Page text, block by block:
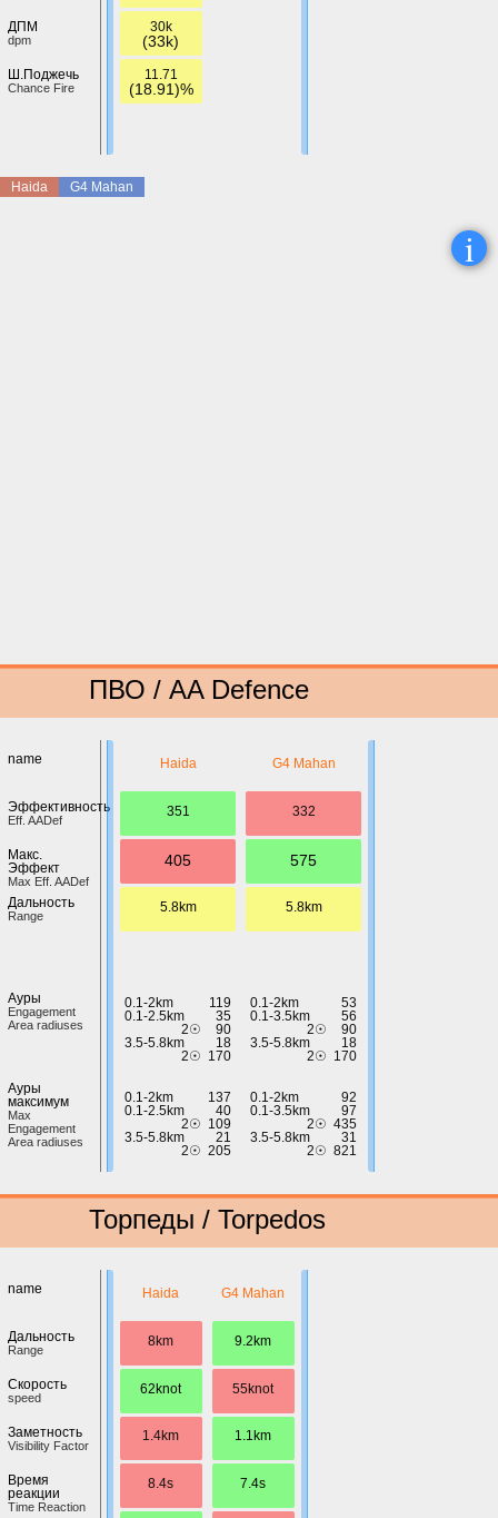
ДПМ
dpm
Ш.Поджечь
Chance Fire
30k
(33k)
11.71
(18.91)%
Haida G4 Mahan
i
ПВО / AA Defence
name
Эффективность
Eff. AADef
Макс.
Эффект
Max Eff. AADef
Дальность
Range
Ауры
Engagement
Area radiuses
Ауры
максимум
Max
Engagement
Area radiuses
Haida
351
405
5.8km
0.1-2km
119
0.1-2.5km
35
2☉
90
3.5-5.8km
18
2☉ 170
0.1-2km
137
0.1-2.5km
40
2☉ 109
3.5-5.8km
21
2☉ 205
G4 Mahan
332
575
5.8km
0.1-2km
53
0.1-3.5km
56
2☉
90
3.5-5.8km
18
2☉ 170
0.1-2km
92
0.1-3.5km
97
2☉ 435
3.5-5.8km
31
2☉ 821
Торпеды / Torpedos
name
Дальность
Range
Скорость
speed
Заметность
Visibility Factor
Время
реакции
Time Reaction
Haida
8km
62knot
1.4km
8.4s
G4 Mahan
9.2km
55knot
1.1km
7.4s